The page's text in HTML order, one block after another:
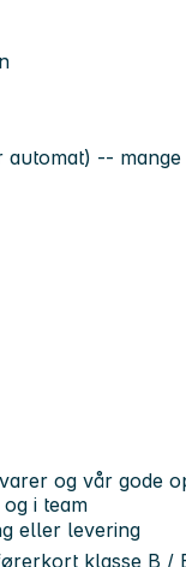
--
og vår gode
i team
eller levering
klasse B /